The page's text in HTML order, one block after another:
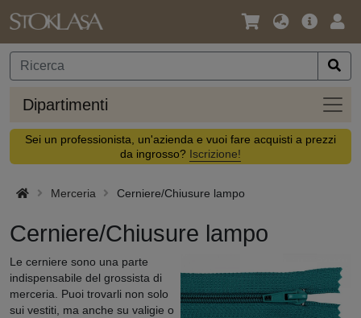
Lingua
Valuta
Offerta
Dipartimenti
Sei un professionista, un'azienda e vuoi fare acquisti a prezzi
da ingrosso? Iscrizione!
Merceria Cerniere/Chiusure lampo
Cerniere/Chiusure lampo
Le cerniere sono una parte
indispensabile del grossista di
merceria. Puoi trovarli non solo
sui vestiti, ma anche su valigie o